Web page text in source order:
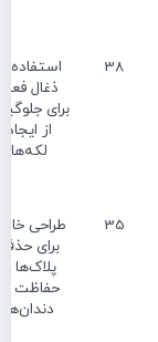
38
استفاده
ذغال فعال
برای
از ایجاد
لکه‌ها
35
طراحی
برای حذف
پلاک‌ها و
حفاظت از
دندان‌ها